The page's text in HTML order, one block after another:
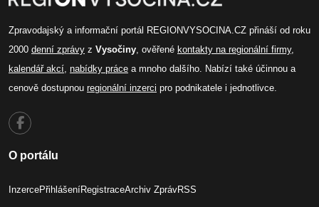
Zpravodajský a informační portál REGIONVYSOCINA.CZ přináší od roku
2000 denní zprávy z Vysočiny , ověřené kontakty na regionální firmy,
kalendář akcí nabídky práce a mnoho dalšího. Nabízí také účinnou a
cenově dostupnou regionální inzerci pro podnikatele i jednotlivce.
O portálu
InzercePřihlášeníRegistraceArchiv ZprávRSS